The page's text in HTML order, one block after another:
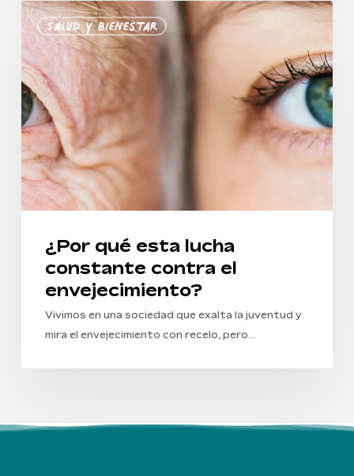
Salud Y Bienestar
¿Por
qué
esta
lucha
constante
contra
el
envejecimiento?
¿Por qué esta lucha
constante contra el
envejecimiento?
Vivimos en una sociedad que exalta la juventud y
mira el envejecimiento con recelo, pero…